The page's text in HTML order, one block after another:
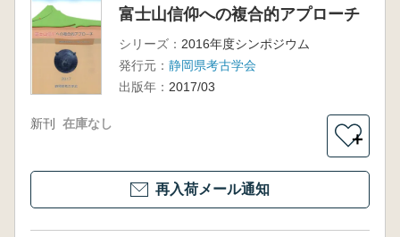
富士山信仰への複合的アプローチ
シリーズ： 2016年度シンポジウム
発行元： 静岡県考古学会
出版年： 2017/03
新刊 在庫なし
＋
再入荷メール通知